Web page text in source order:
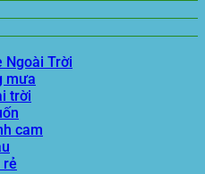
Ngoài Trời
mưa
trời
cam
rẻ